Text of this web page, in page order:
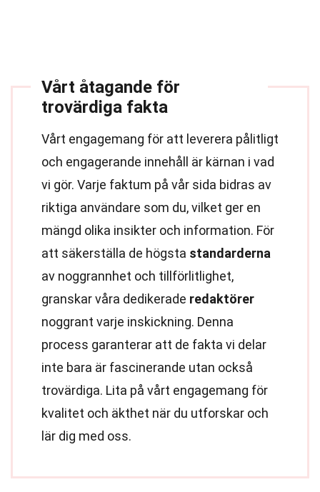
Vårt åtagande för
trovärdiga fakta
Vårt engagemang för att leverera pålitligt
och engagerande innehåll är kärnan i vad
vi gör. Varje faktum på vår sida bidras av
riktiga användare som du, vilket ger en
mängd olika insikter och information. För
att säkerställa de högsta standarderna
av noggrannhet och tillförlitlighet,
granskar våra dedikerade redaktörer
noggrant varje inskickning. Denna
process garanterar att de fakta vi delar
inte bara är fascinerande utan också
trovärdiga. Lita på vårt engagemang för
kvalitet och äkthet när du utforskar och
lär dig med oss.